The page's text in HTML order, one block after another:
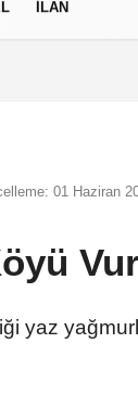
İLAN
01 Haziran
yaz